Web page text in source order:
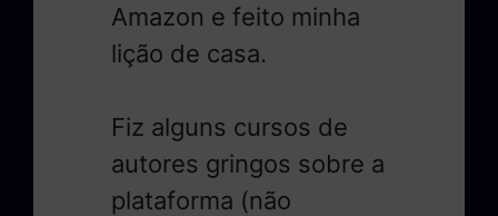
Amazon e feito minha
lição de casa.
Fiz alguns cursos de
autores gringos sobre a
plataforma (não